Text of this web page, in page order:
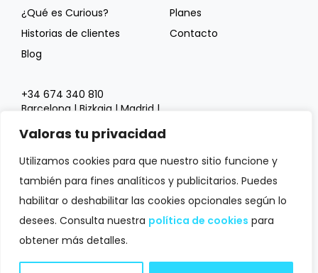
Valoras tu privacidad
Utilizamos cookies para que nuestro sitio funcione y
también para fines analíticos y publicitarios. Puedes
habilitar o deshabilitar las cookies opcionales según lo
desees. Consulta nuestra política de cookies para
obtener más detalles.
¿Qué es Curious?
Historias de clientes
Blog
Planes
Contacto
+34 674 340 810
Barcelona | Bizkaia | Madrid |
info@grupoactive.es